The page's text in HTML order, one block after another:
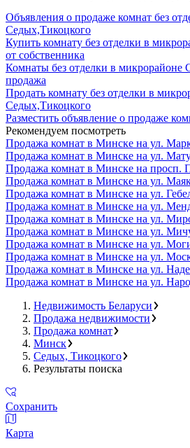
Объявления о продаже комнат без
Седых,Тикоцкого
Купить комнату без отделки в
от собственника
Комнаты без отделки в микрорайоне
продажа
Продать комнату без отделки в
Седых,Тикоцкого
Разместить объявление о продаже
Рекомендуем посмотреть
Продажа комнат в Минске на ул.
Продажа комнат в Минске на ул.
Продажа комнат в Минске на просп.
Продажа комнат в Минске на ул.
Продажа комнат в Минске на ул.
Продажа комнат в Минске на ул.
Продажа комнат в Минске на ул.
Продажа комнат в Минске на ул.
Продажа комнат в Минске на ул.
Продажа комнат в Минске на ул.
Продажа комнат в Минске на ул.
Продажа комнат в Минске на ул.
Недвижимость Беларуси
Продажа недвижимости
Продажа комнат
Минск
Седых, Тикоцкого
Результаты поиска
Сохранить
Карта